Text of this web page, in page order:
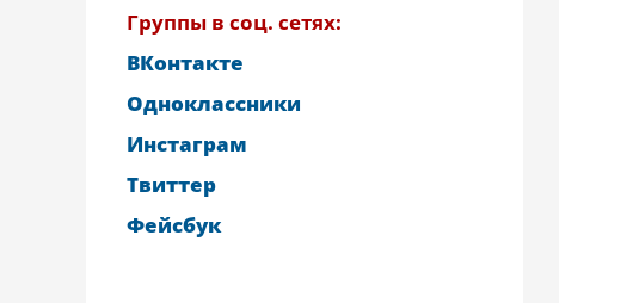
Группы в соц. сетях:
ВКонтакте
Одноклассники
Инстаграм
Твиттер
Фейсбук